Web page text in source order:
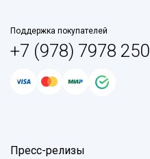
Поддержка покупателей
+7 (978) 7978 250
Пресс-релизы